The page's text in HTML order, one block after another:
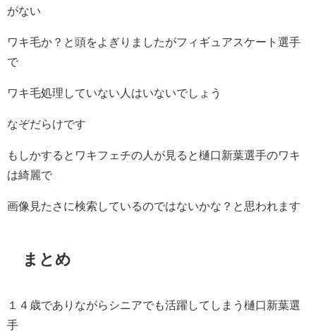
がない
ワキ毛か？と頭をよぎりましたがフィギュアスケート選手
で
ワキ毛処理していない人はいないでしょう
なぞだらけです
もしかするとワキフェチの人が見ると樋口新葉選手のワキ
は綺麗で
画像見たさに検索しているのではないかな？と思われます
まとめ
１４歳でありながらシニアでも活躍してしまう樋口新葉選
手